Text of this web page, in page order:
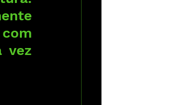
vez